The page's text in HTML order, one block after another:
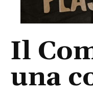
Il
una